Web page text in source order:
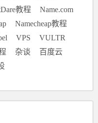
教程
Name.com
Namecheap教程
VPS
VULTR
杂谈
百度云